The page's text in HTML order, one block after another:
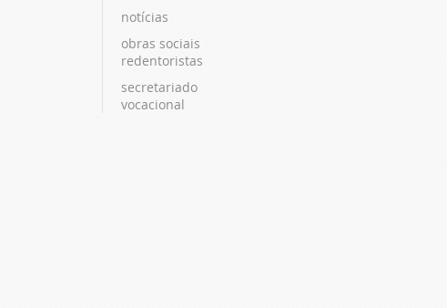
notícias
obras sociais
redentoristas
secretariado
vocacional